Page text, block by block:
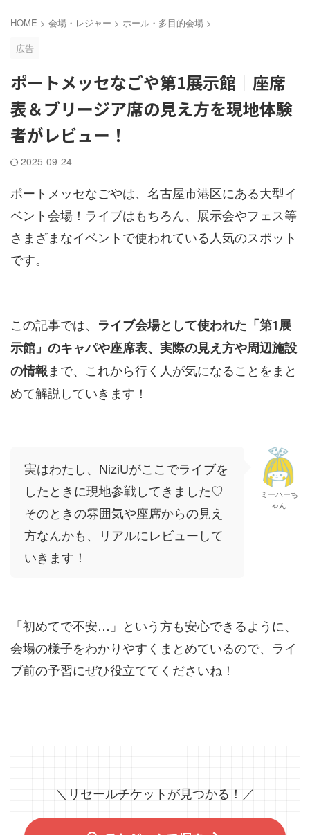
HOME > 会場・レジャー > ホール・多目的会場 >
広告
ポートメッセなごや第1展示館｜座席
表＆ブリージア席の見え方を現地体験
者がレビュー！
2025-09-24
ポートメッセなごやは、名古屋市港区にある大型イ
ベント会場！ライブはもちろん、展示会やフェス等
さまざまなイベントで使われている人気のスポット
です。
この記事では、 ライブ会場として使われた「第1展
示館」のキャパや座席表、実際の見え方や周辺施設
の情報まで、これから行く人が気になることをまと
めて解説していきます！
実はわたし、NiziUがここでライブを
したときに現地参戦してきました♡
そのときの雰囲気や座席からの見え
方なんかも、リアルにレビューして
いきます！
ミーハーち
ゃん
「初めてで不安…」という方も安心できるように、
会場の様子をわかりやすくまとめているので、ライ
ブ前の予習にぜひ役立ててくださいね！
＼リセールチケットが見つかる！／